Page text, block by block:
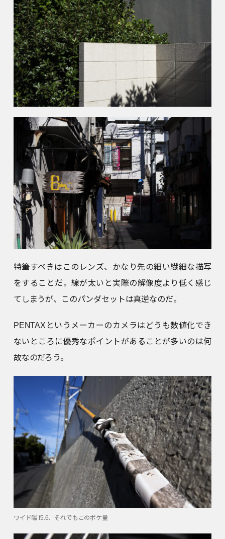
特筆すべきはこのレンズ、かなり先の細い繊細な描写
をすることだ。線が太いと実際の解像度より低く感じ
てしまうが、このパンダセットは真逆なのだ。
PENTAXというメーカーのカメラはどうも数値化でき
ないところに優秀なポイントがあることが多いのは何
故なのだろう。
ワイド端 f5.6、それでもこのボケ量